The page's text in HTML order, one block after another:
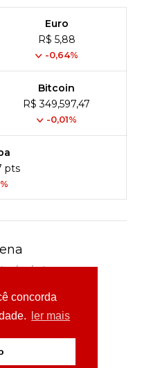
concorda
ler mais
Euro
R$ 5,88
-0,64%
Bitcoin
R$ 349,597,47
-0,01%
pts
08/26)
49